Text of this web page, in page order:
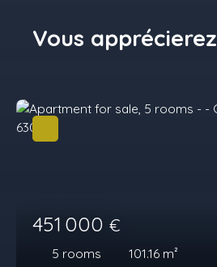
Vous apprécierez
451 000 €
5 rooms 101.16 m²